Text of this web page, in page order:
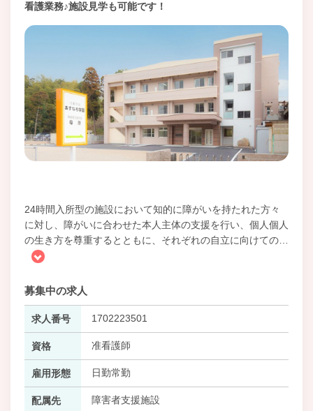
看護業務♪施設見学も可能です！
24時間入所型の施設において知的に障がいを持たれた方々
に対し、障がいに合わせた本人主体の支援を行い、個人個人
の生き方を尊重するとともに、それぞれの自立に向けての
募集中の求人
求人番号 1702223501
資格 准看護師
雇用形態 日勤常勤
配属先 障害者支援施設